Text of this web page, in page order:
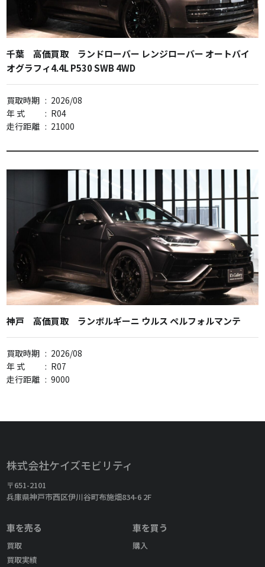
千葉 高価買取 ランドローバー レンジローバー オートバイ
オグラフィ4.4L P530 SWB 4WD
買取時期 : 2026/08
年 式
: R04
走行距離 : 21000
神戸 高価買取 ランボルギーニ ウルス ペルフォルマンテ
買取時期 : 2026/08
年 式
: R07
走行距離 : 9000
株式会社ケイズモビリティ
〒651-2101
兵庫県神戸市西区伊川谷町布施畑834-6 2F
車を売る
買取
買取実績
車を買う
購入